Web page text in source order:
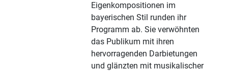
Eigenkompositionen im
bayerischen Stil runden ihr
Programm ab. Sie verwöhnten
das Publikum mit ihren
hervorragenden Darbietungen
und glänzten mit musikalischer